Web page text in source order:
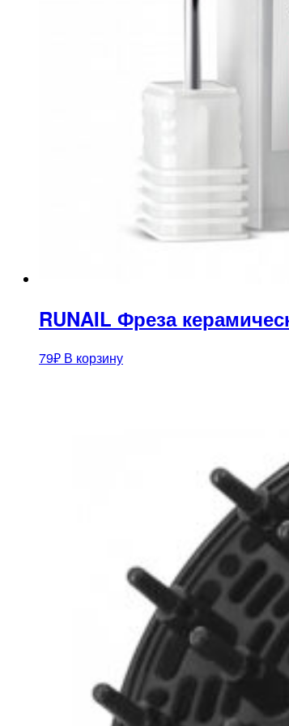
RUNAIL Фреза
79₽ В корзину